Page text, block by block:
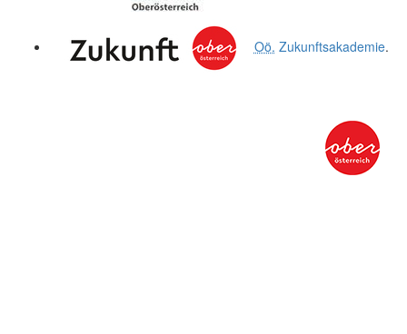
Oö. Zukunftsakademie.